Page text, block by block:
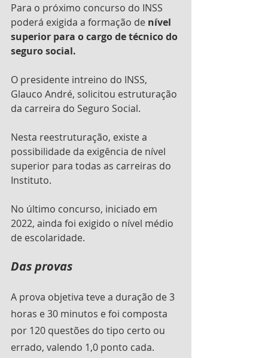
Para o próximo concurso do INSS
poderá exigida a formação de nível
superior para o cargo de técnico do
seguro social.
O presidente intreino do INSS,
Glauco André, solicitou estruturação
da carreira do Seguro Social.
Nesta reestruturação, existe a
possibilidade da exigência de nível
superior para todas as carreiras do
Instituto.
No último concurso, iniciado em
2022, ainda foi exigido o nível médio
de escolaridade.
Das provas
A prova objetiva teve a duração de 3
horas e 30 minutos e foi composta
por 120 questões do tipo certo ou
errado, valendo 1,0 ponto cada.